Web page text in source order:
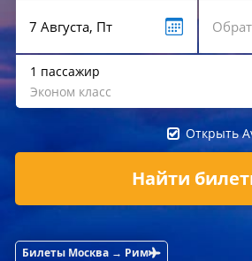
1 пассажир
Эконом класс
Открыть
Найти
Билеты Москва → Рим